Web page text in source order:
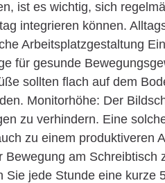
ist es wichtig, sich
integrieren können.
Arbeitsplatzgestaltung
für gesunde
sollten flach auf dem
Monitorhöhe: Der
zu verhindern. Eine
zu einem produktiveren
am Schreibtisch
jede Stunde eine kurze